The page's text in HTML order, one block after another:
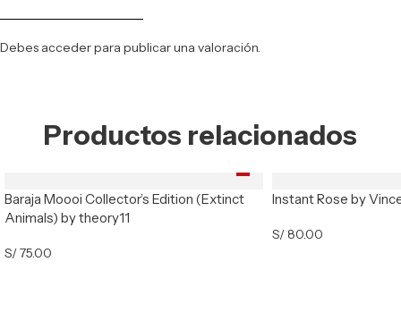
Debes accederpara publicar una valoración.
Productos relacionados
Baraja Moooi Collector’s Edition (Extinct
Animals) by theory11
S/75.00
Instant Rose by
S/80.00